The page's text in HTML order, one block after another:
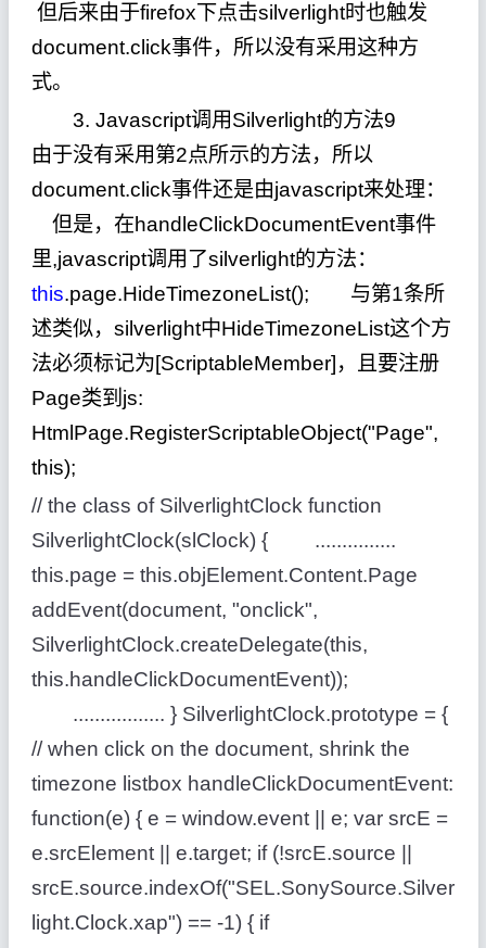
但后来由于firefox下点击silverlight时也触发
document.click事件，所以没有采用这种方
式。
3. Javascript调用Silverlight的方法9
由于没有采用第2点所示的方法，所以
document.click事件还是由javascript来处理：
但是，在handleClickDocumentEvent事件
里,javascript调用了silverlight的方法：
this.page.HideTimezoneList(); 与第1条所
述类似，silverlight中HideTimezoneList这个方
法必须标记为[ScriptableMember]，且要注册
Page类到js:
HtmlPage.RegisterScriptableObject("Page",
this);
// the class of SilverlightClock function
SilverlightClock(slClock) { ...............
this.page = this.objElement.Content.Page
addEvent(document, "onclick",
SilverlightClock.createDelegate(this,
this.handleClickDocumentEvent));
................. } SilverlightClock.prototype = {
// when click on the document, shrink the
timezone listbox handleClickDocumentEvent:
function(e) { e = window.event || e; var srcE =
e.srcElement || e.target; if (!srcE.source ||
srcE.source.indexOf("SEL.SonySource.Silver
light.Clock.xap") == -1) { if